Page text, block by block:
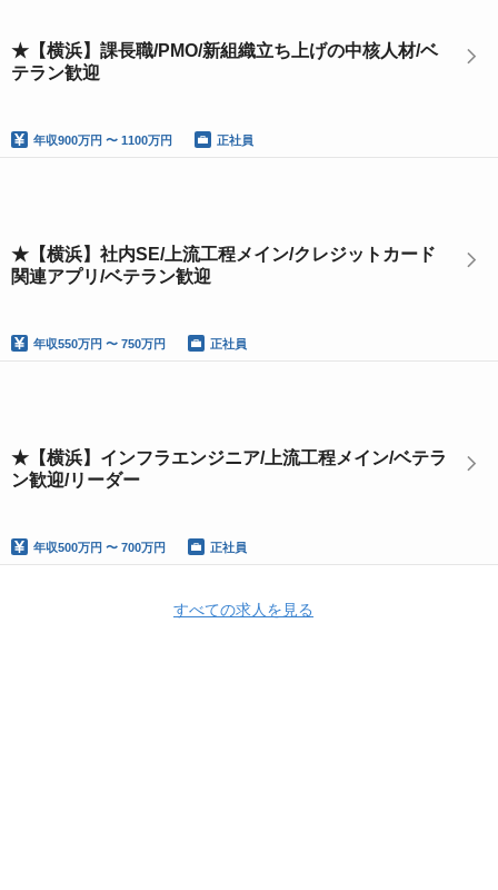
★【横浜】課長職/PMO/新組織立ち上げの中核人材/ベ
テラン歓迎
年収900万円 〜 1100万円 正社員
★【横浜】社内SE/上流工程メイン/クレジットカード
関連アプリ/ベテラン歓迎
年収550万円 〜 750万円 正社員
★【横浜】インフラエンジニア/上流工程メイン/ベテラ
ン歓迎/リーダー
年収500万円 〜 700万円 正社員
すべての求人を見る